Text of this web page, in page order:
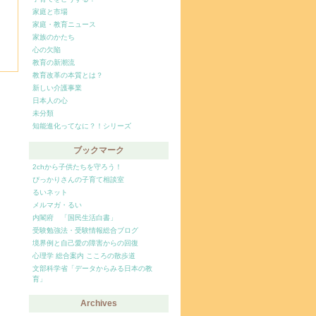
家庭と市場
家庭・教育ニュース
家族のかたち
心の欠陥
教育の新潮流
教育改革の本質とは？
新しい介護事業
日本人の心
未分類
知能進化ってなに？！シリーズ
ブックマーク
2chから子供たちを守ろう！
ぴっかりさんの子育て相談室
るいネット
メルマガ・るい
内閣府 「国民生活白書」
受験勉強法・受験情報総合ブログ
境界例と自己愛の障害からの回復
心理学 総合案内 こころの散歩道
文部科学省「データからみる日本の教
育」
Archives